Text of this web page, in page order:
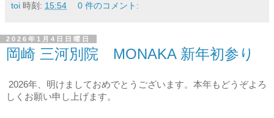
toi 時刻: 15:54 0 件のコメント:
2026年1月4日日曜日
岡崎 三河別院 MONAKA 新年初参り
2026年、明けましておめでとうございます。本年もどうぞよろ
しくお願い申し上げます。